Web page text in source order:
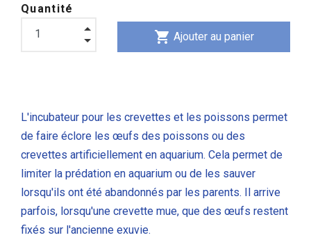
Quantité
shopping_cart Ajouter au panier
L'incubateur pour les crevettes et les poissons permet
de faire éclore les œufs des poissons ou des
crevettes artificiellement en aquarium. Cela permet de
limiter la prédation en aquarium ou de les sauver
lorsqu'ils ont été abandonnés par les parents. Il arrive
parfois, lorsqu'une crevette mue, que des œufs restent
fixés sur l'ancienne exuvie.